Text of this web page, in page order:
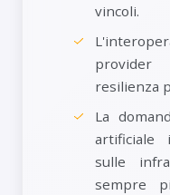
vincoli.
resilienza
La
artificiale
sulle
sempre